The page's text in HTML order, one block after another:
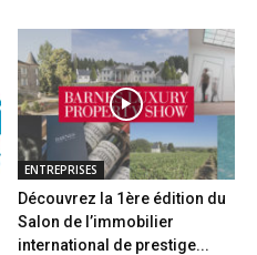
ENTREPRISES
Découvrez la 1ère édition du
Salon de l’immobilier
international de prestige...